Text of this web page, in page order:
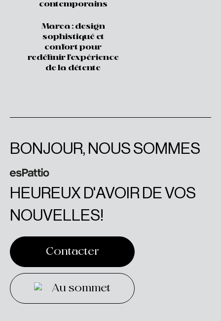
contemporains
Marea : design
sophistiqué et
confort pour
redéfinir l’expérience
de la détente
BONJOUR, NOUS SOMMES
HEUREUX D'AVOIR DE VOS
NOUVELLES!
Contacter
Contacter
Au sommet